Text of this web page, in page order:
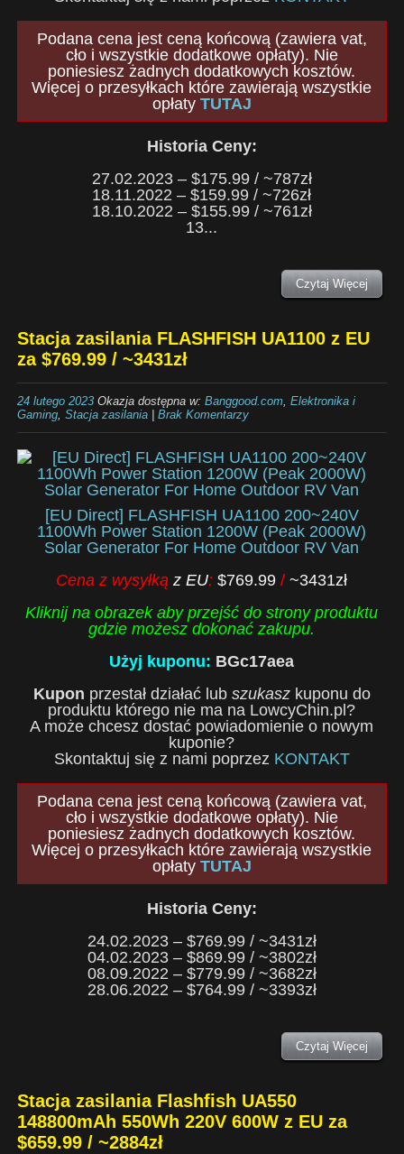
Podana cena jest ceną końcową (zawiera vat,
cło i wszystkie dodatkowe opłaty). Nie
poniesiesz żadnych dodatkowych kosztów.
Więcej o przesyłkach które zawierają wszystkie
opłaty TUTAJ
Historia Ceny:
27.02.2023 – $175.99 / ~787zł
18.11.2022 – $159.99 / ~726zł
18.10.2022 – $155.99 / ~761zł
13...
Czytaj Więcej
Stacja zasilania FLASHFISH UA1100 z EU
za $769.99 / ~3431zł
24 lutego 2023Okazja dostępna w: Banggood.com, Elektronika i
Gaming, Stacja zasilania| Brak Komentarzy
[EU Direct] FLASHFISH UA1100 200~240V
1100Wh Power Station 1200W (Peak 2000W)
Solar Generator For Home Outdoor RV Van
Cena z wysyłkąz EU:$769.99/~3431zł
Kliknij na obrazek aby przejść do strony produktu
gdzie możesz dokonać zakupu.
Użyj kuponu: BGc17aea
Kupon przestał działać lub szukaszkuponu do
produktu którego nie ma na LowcyChin.pl?
A może chcesz dostać powiadomienie o nowym
kuponie?
Skontaktuj się z nami poprzez KONTAKT
Podana cena jest ceną końcową (zawiera vat,
cło i wszystkie dodatkowe opłaty). Nie
poniesiesz żadnych dodatkowych kosztów.
Więcej o przesyłkach które zawierają wszystkie
opłaty TUTAJ
Historia Ceny:
24.02.2023 – $769.99 / ~3431zł
04.02.2023 – $869.99 / ~3802zł
08.09.2022 – $779.99 / ~3682zł
28.06.2022 – $764.99 / ~3393zł
Czytaj Więcej
Stacja zasilania Flashfish UA550
148800mAh 550Wh 220V 600W z EU za
$659.99 / ~2884zł